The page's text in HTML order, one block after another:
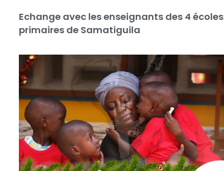
Echange avec les enseignants des 4 écoles
primaires de Samatiguila